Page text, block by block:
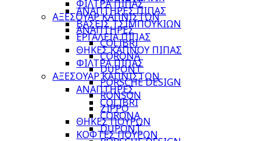
ΦΙΛΤΡΑ ΠΙΠΑΣ
ΑΞΕΣΟΥΑΡ ΚΑΠΝΙΣΤΩΝ
ΑΝΑΠΤΗΡΕΣ
COLIBRI
CORONA
DUPONT
PORSCHE DESIGN
RONSON
ZIPPO
ΘΗΚΕΣ ΠΟΥΡΩΝ
ΚΟΦΤΕΣ ΠΟΥΡΩΝ
ΑΝΑΠΤΗΡΕΣ ΠΙΠΑΣ
ΒΑΣΕΙΣ ΤΣΙΜΠΟΥΚΙΩΝ
ΕΡΓΑΛΕΙΑ ΠΙΠΑΣ
ΘΗΚΕΣ ΚΑΠΝΟΥ ΠΙΠΑΣ
ΦΙΛΤΡΑ ΠΙΠΑΣ
ΑΞΕΣΟΥΑΡ ΚΑΠΝΙΣΤΩΝ
ΑΝΑΠΤΗΡΕΣ
COLIBRI
CORONA
DUPONT